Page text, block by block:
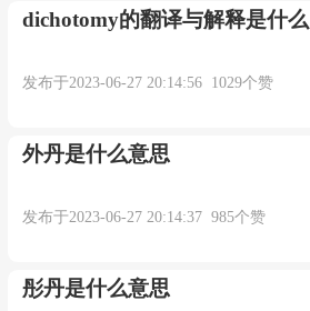
dichotomy的翻译与解释是什么
发布于2023-06-27 20:14:56 1029个赞
外丹是什么意思
发布于2023-06-27 20:14:37 985个赞
彤丹是什么意思